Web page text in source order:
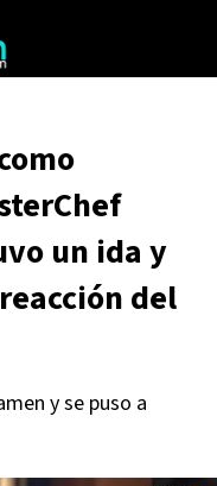
un ida y
del
y se puso a